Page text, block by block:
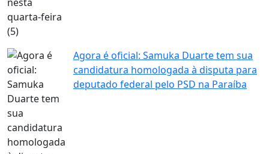
Agora é oficial: Samuka Duarte tem sua
candidatura homologada à disputa para
deputado federal pelo PSD na Paraíba